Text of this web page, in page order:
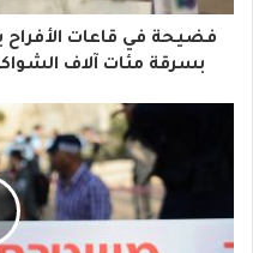
ا
إ
فضيحة في قاعات
بسرقة مئات آلاف